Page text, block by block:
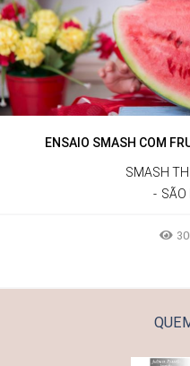
ENSAIO SMASH COM
SMASH
SÃO